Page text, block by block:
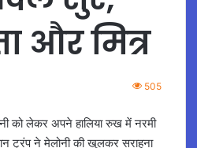
और मित्र
505
को लेकर अपने हालिया रुख में नरमी
ट्रंप ने मेलोनी की खुलकर सराहना